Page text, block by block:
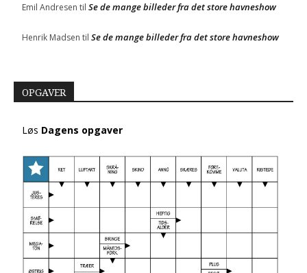
Emil Andresen til Se de mange billeder fra det store havneshow
Henrik Madsen til Se de mange billeder fra det store havneshow
OPGAVER
Løs Dagens opgaver